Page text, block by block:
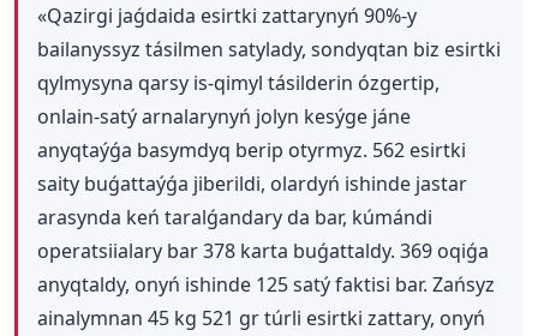
«Qazirgi jaǵdaida esirtki zattarynyń 90%-y
bailanyssyz tásilmen satylady, sondyqtan biz esirtki
qylmysyna qarsy is-qimyl tásilderin ózgertip,
onlain-satý arnalarynyń jolyn kesýge jáne
anyqtaýǵa basymdyq berip otyrmyz. 562 esirtki
saity buǵattaýǵa jiberildi, olardyń ishinde jastar
arasynda keń taralǵandary da bar, kúmándi
operatsiialary bar 378 karta buǵattaldy. 369 oqiǵa
anyqtaldy, onyń ishinde 125 satý faktisi bar. Zańsyz
ainalymnan 45 kg 521 gr túrli esirtki zattary, onyń